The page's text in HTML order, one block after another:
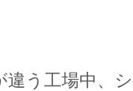
違う工場中、